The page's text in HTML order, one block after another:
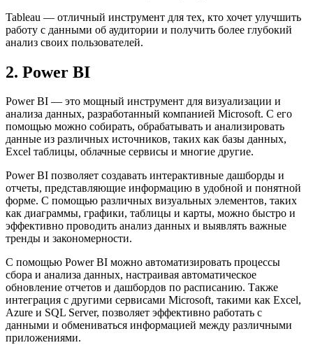
Tableau — отличный инструмент для тех, кто хочет улучшить
работу с данными об аудитории и получить более глубокий
анализ своих пользователей.
2. Power BI
Power BI — это мощный инструмент для визуализации и
анализа данных, разработанный компанией Microsoft. С его
помощью можно собирать, обрабатывать и анализировать
данные из различных источников, таких как базы данных,
Excel таблицы, облачные сервисы и многие другие.
Power BI позволяет создавать интерактивные дашборды и
отчеты, представляющие информацию в удобной и понятной
форме. С помощью различных визуальных элементов, таких
как диаграммы, графики, таблицы и карты, можно быстро и
эффективно проводить анализ данных и выявлять важные
тренды и закономерности.
С помощью Power BI можно автоматизировать процессы
сбора и анализа данных, настраивая автоматическое
обновление отчетов и дашбордов по расписанию. Также
интеграция с другими сервисами Microsoft, такими как Excel,
Azure и SQL Server, позволяет эффективно работать с
данными и обмениваться информацией между различными
приложениями.